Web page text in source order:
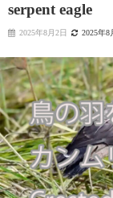
serpent eagle
2025年8月2日 2025年8